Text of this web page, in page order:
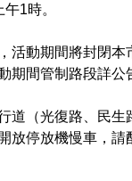
常見問答
1時。
活動期間將封閉本
期間管制路段詳公
道（光復路、民生
放停放機慢車，請